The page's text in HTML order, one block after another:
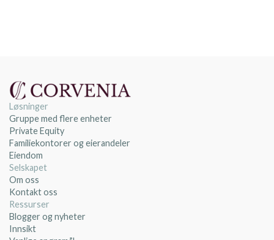
Løsninger
Gruppe med flere enheter
Private Equity
Familiekontorer og eierandeler
Eiendom
Selskapet
Om oss
Kontakt oss
Ressurser
Blogger og nyheter
Innsikt